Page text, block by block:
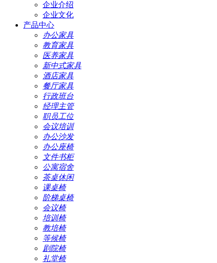
企业介绍
企业文化
产品中心
办公家具
教育家具
医养家具
新中式家具
酒店家具
餐厅家具
行政班台
经理主管
职员工位
会议培训
办公沙发
办公座椅
文件书柜
公寓宿舍
茶桌休闲
课桌椅
阶梯桌椅
会议椅
培训椅
教培椅
等候椅
剧院椅
礼堂椅